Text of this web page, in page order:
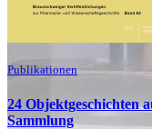
Publikationen
24 Objektgeschichten
Sammlung